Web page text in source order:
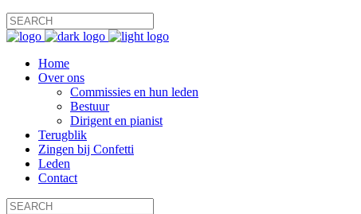
Home
Over ons
Commissies en hun leden
Bestuur
Dirigent en pianist
Terugblik
Zingen bij Confetti
Leden
Contact